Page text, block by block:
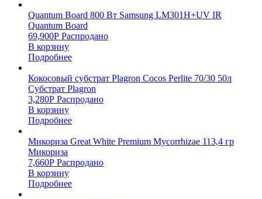
Quantum Board 800 Вт Samsung LM301H+UV IR
Quantum Board
69,900Р Распродано
В корзину
Подробнее
Кокосовый субстрат Plagron Cocos Perlite 70/30 50л
Субстрат Plagron
3,280Р Распродано
В корзину
Подробнее
Микориза Great White Premium Mycorrhizae 113,4 гр
Микориза
7,660Р Распродано
В корзину
Подробнее